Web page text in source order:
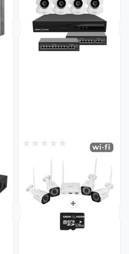
5MP
Код: 29482
беспроводной Wi-Fi с картой
памяти micro SD 128GB на 4
камеры 3MP GV-IP-K-W58/04
Код: 19132